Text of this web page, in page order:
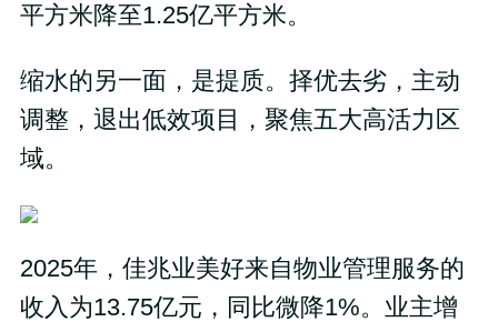
平方米降至1.25亿平方米。
缩水的另一面，是提质。择优去劣，主动
调整，退出低效项目，聚焦五大高活力区
域。
2025年，佳兆业美好来自物业管理服务的
收入为13.75亿元，同比微降1%。业主增